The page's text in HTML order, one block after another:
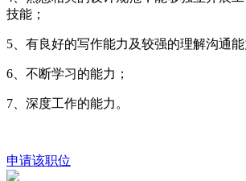
申请该职位
无锡
工程中心
查看详情
职位描述：
2、 收集基础设计资料，参与项目的沟通